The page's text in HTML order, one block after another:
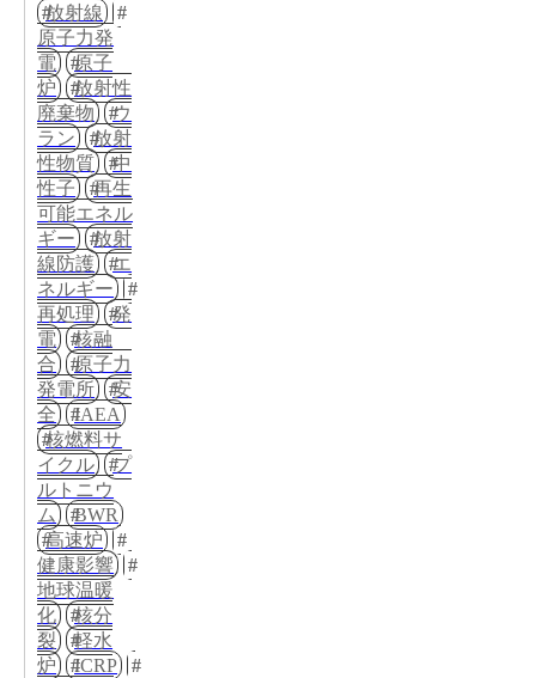
放射線
原子力発
電
原子
炉
放射性
廃棄物
ウ
ラン
放射
性物質
中
性子
再生
可能エネル
ギー
放射
線防護
エ
ネルギー
再処理
発
電
核融
合
原子力
発電所
安
全
IAEA
核燃料サ
イクル
プ
ルトニウ
ム
BWR
高速炉
健康影響
地球温暖
化
核分
裂
軽水
炉
ICRP